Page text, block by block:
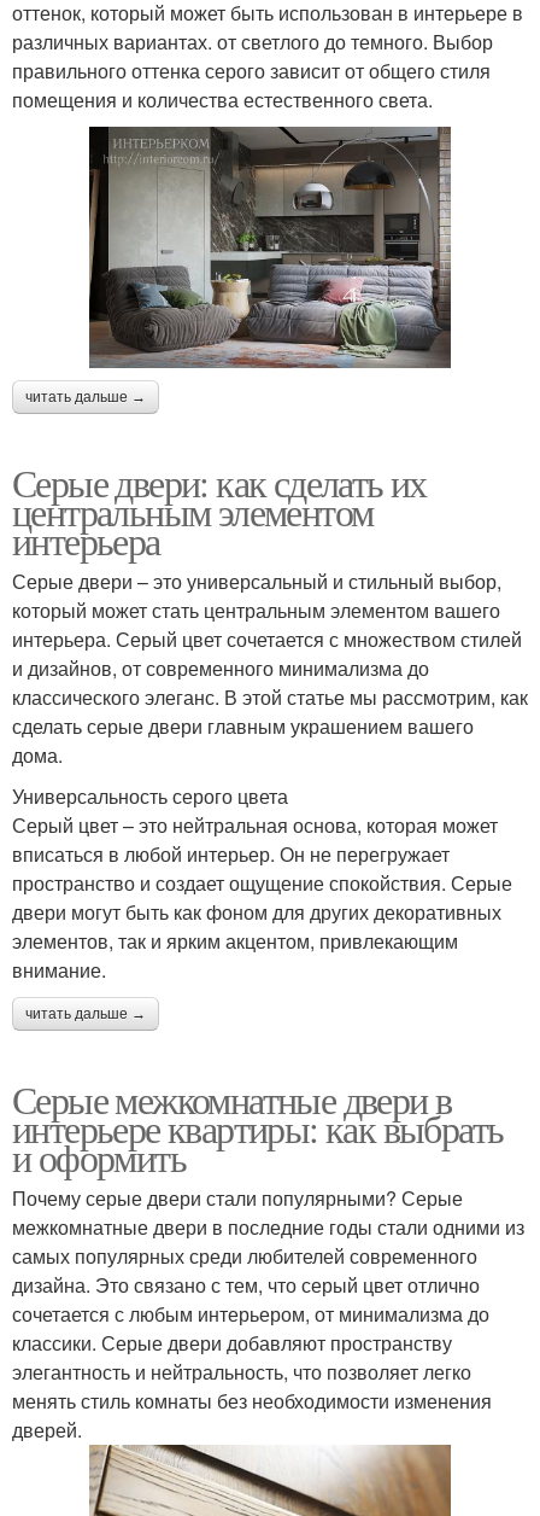
оттенок, который может быть использован в интерьере в
различных вариантах. от светлого до темного. Выбор
правильного оттенка серого зависит от общего стиля
помещения и количества естественного света.
читать дальше →
Серые двери: как сделать их
центральным элементом
интерьера
Серые двери – это универсальный и стильный выбор,
который может стать центральным элементом вашего
интерьера. Серый цвет сочетается с множеством стилей
и дизайнов, от современного минимализма до
классического элеганс. В этой статье мы рассмотрим, как
сделать серые двери главным украшением вашего
дома.
Универсальность серого цвета
Серый цвет – это нейтральная основа, которая может
вписаться в любой интерьер. Он не перегружает
пространство и создает ощущение спокойствия. Серые
двери могут быть как фоном для других декоративных
элементов, так и ярким акцентом, привлекающим
внимание.
читать дальше →
Серые межкомнатные двери в
интерьере квартиры: как выбрать
и оформить
Почему серые двери стали популярными? Серые
межкомнатные двери в последние годы стали одними из
самых популярных среди любителей современного
дизайна. Это связано с тем, что серый цвет отлично
сочетается с любым интерьером, от минимализма до
классики. Серые двери добавляют пространству
элегантность и нейтральность, что позволяет легко
менять стиль комнаты без необходимости изменения
дверей.